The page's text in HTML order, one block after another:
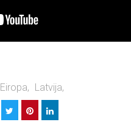
Eiropa, Latvija,